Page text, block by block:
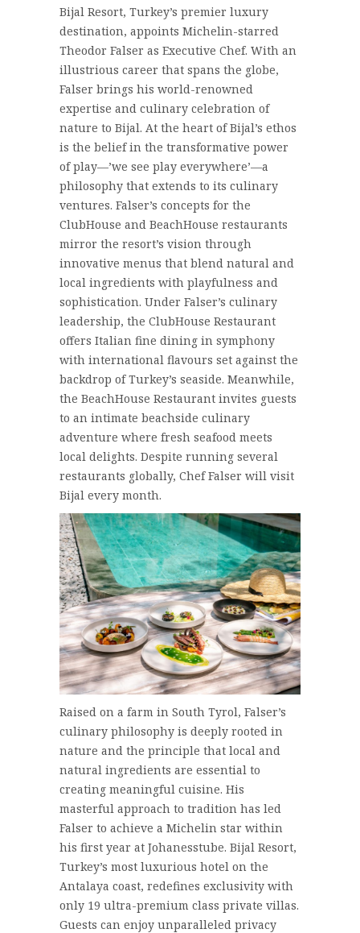
Bijal Resort, Turkey’s premier luxury
destination, appoints Michelin-starred
Theodor Falser as Executive Chef. With an
illustrious career that spans the globe,
Falser brings his world-renowned
expertise and culinary celebration of
nature to Bijal. At the heart of Bijal’s ethos
is the belief in the transformative power
of play—’we see play everywhere’—a
philosophy that extends to its culinary
ventures. Falser’s concepts for the
ClubHouse and BeachHouse restaurants
mirror the resort’s vision through
innovative menus that blend natural and
local ingredients with playfulness and
sophistication. Under Falser’s culinary
leadership, the ClubHouse Restaurant
offers Italian fine dining in symphony
with international flavours set against the
backdrop of Turkey’s seaside. Meanwhile,
the BeachHouse Restaurant invites guests
to an intimate beachside culinary
adventure where fresh seafood meets
local delights. Despite running several
restaurants globally, Chef Falser will visit
Bijal every month.
Raised on a farm in South Tyrol, Falser’s
culinary philosophy is deeply rooted in
nature and the principle that local and
natural ingredients are essential to
creating meaningful cuisine. His
masterful approach to tradition has led
Falser to achieve a Michelin star within
his first year at Johanesstube. Bijal Resort,
Turkey’s most luxurious hotel on the
Antalaya coast, redefines exclusivity with
only 19 ultra-premium class private villas.
Guests can enjoy unparalleled privacy